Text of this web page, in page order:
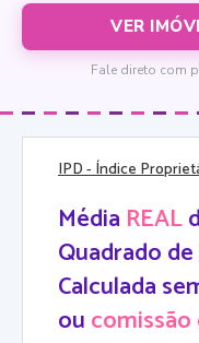
VER
Fale direto com
IPD- Índice
Média REAL
Quadrado
Calculada
ou